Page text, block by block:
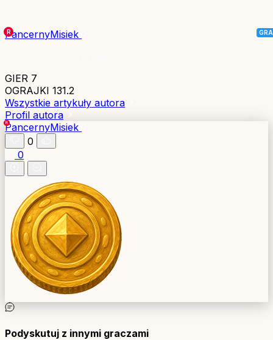
PancernyMisiek
GIER 7
OGRAJKI 131.2
Wszystkie artykuły autora
Profil autora
PancernyMisiek
0
0
Podyskutuj z innymi graczami